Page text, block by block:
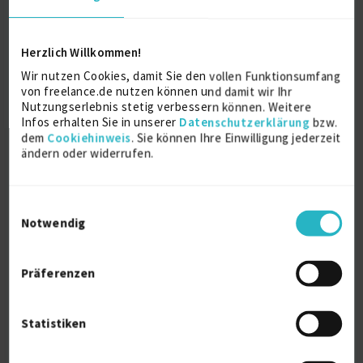
Herzlich Willkommen!
Wir nutzen Cookies, damit Sie den vollen Funktionsumfang
von freelance.de nutzen können und damit wir Ihr
Nutzungserlebnis stetig verbessern können. Weitere
Infos erhalten Sie in unserer Datenschutzerklärung bzw.
dem Cookiehinweis. Sie können Ihre Einwilligung jederzeit
ändern oder widerrufen.
Notwendig
Präferenzen
Statistiken
Datenschutzberatung, Coaching, HR
management
Personalsuche / -auswahl
23 J.
Personalführung
18 J.
auf Anfrage